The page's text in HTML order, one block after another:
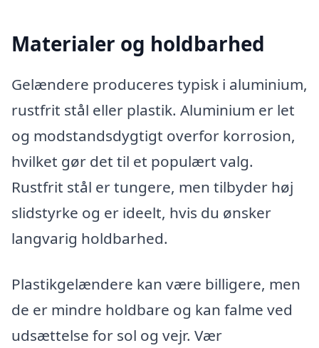
Materialer og holdbarhed
Gelændere produceres typisk i aluminium,
rustfrit stål eller plastik. Aluminium er let
og modstandsdygtigt overfor korrosion,
hvilket gør det til et populært valg.
Rustfrit stål er tungere, men tilbyder høj
slidstyrke og er ideelt, hvis du ønsker
langvarig holdbarhed.
Plastikgelændere kan være billigere, men
de er mindre holdbare og kan falme ved
udsættelse for sol og vejr. Vær